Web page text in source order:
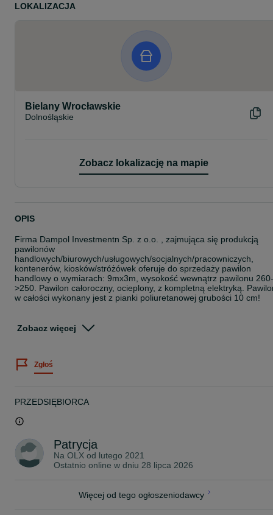
LOKALIZACJA
Bielany Wrocławskie
Dolnośląskie
Zobacz lokalizację na mapie
OPIS
Firma Dampol Investmentn Sp. z o.o. , zajmująca się produkcją
pawilonów
handlowych/biurowych/usługowych/socjalnych/pracowniczych,
kontenerów, kiosków/stróżówek oferuje do sprzedaży pawilon
handlowy o wymiarach: 9mx3m, wysokość wewnątrz pawilonu 260-
>250. Pawilon całoroczny, ocieplony, z kompletną elektryką.
w całości wykonany jest z pianki poliuretanowej grubości 10 cm!
witryną.
pawilony na wymiar podany przez klienta, indywidualne aranżacje,
pomieszczenia. To klient decyduje o ostatecznym wyglądzie
Pawilon całoroczny, ocieplony, z kompletną elektryką.
Dlaczego warto wybrać nasz pawilon?
• Całoroczny i izolowany, z pełną instalacją elektryczną – idealny
każdą porę roku! Dodatkowo udzielamy 12-miesięcznej gwarancji
Zobacz więcej
Zgłoś
PRZEDSIĘBIORCA
Patrycja
Na OLX od lutego 2021
Ostatnio online w dniu 28 lipca 2026
Więcej od tego ogłoszeniodawcy